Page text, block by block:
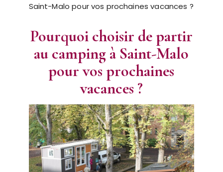
Saint-Malo pour vos prochaines vacances ?
Pourquoi choisir de partir
au camping à Saint-Malo
pour vos prochaines
vacances ?